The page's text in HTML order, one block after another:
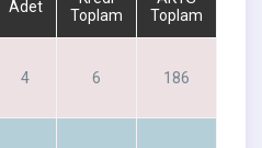
Adet
Toplam
Toplam
4 6 186